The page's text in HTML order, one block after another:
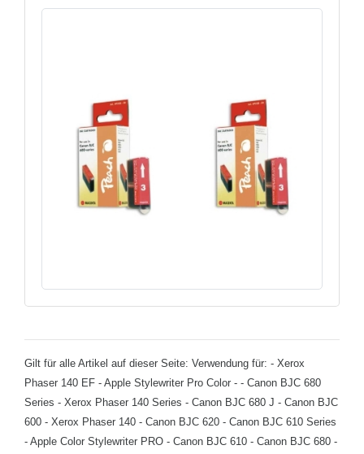
Gilt für alle Artikel auf dieser Seite: Verwendung für: - Xerox
Phaser 140 EF - Apple Stylewriter Pro Color - - Canon BJC 680
Series - Xerox Phaser 140 Series - Canon BJC 680 J - Canon BJC
600 - Xerox Phaser 140 - Canon BJC 620 - Canon BJC 610 Series
- Apple Color Stylewriter PRO - Canon BJC 610 - Canon BJC 680 -